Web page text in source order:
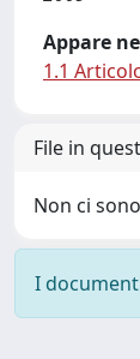
Appare
1.1
File in
Non ci
I